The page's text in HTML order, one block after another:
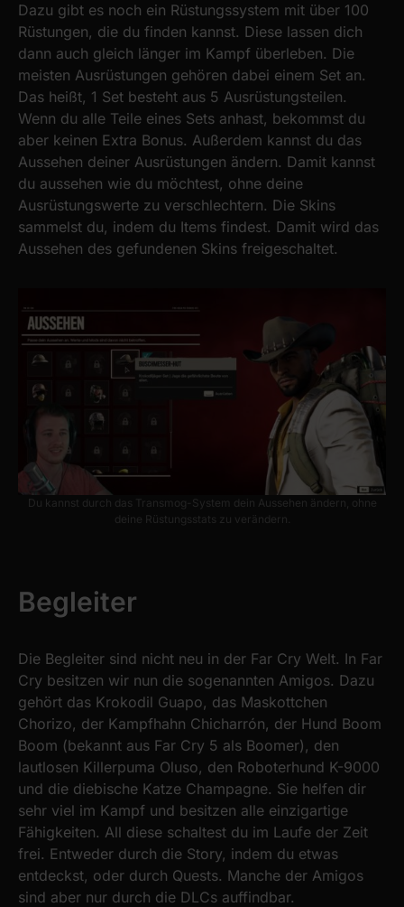
Dazu gibt es noch ein Rüstungssystem mit über 100
Rüstungen, die du finden kannst. Diese lassen dich
dann auch gleich länger im Kampf überleben. Die
meisten Ausrüstungen gehören dabei einem Set an.
Das heißt, 1 Set besteht aus 5 Ausrüstungsteilen.
Wenn du alle Teile eines Sets anhast, bekommst du
aber keinen Extra Bonus. Außerdem kannst du das
Aussehen deiner Ausrüstungen ändern. Damit kannst
du aussehen wie du möchtest, ohne deine
Ausrüstungswerte zu verschlechtern. Die Skins
sammelst du, indem du Items findest. Damit wird das
Aussehen des gefundenen Skins freigeschaltet.
Du kannst durch das Transmog-System dein Aussehen ändern, ohne
deine Rüstungsstats zu verändern.
Begleiter
Die Begleiter sind nicht neu in der Far Cry Welt. In Far
Cry besitzen wir nun die sogenannten Amigos. Dazu
gehört das Krokodil Guapo, das Maskottchen
Chorizo, der Kampfhahn Chicharrón, der Hund Boom
Boom (bekannt aus Far Cry 5 als Boomer), den
lautlosen Killerpuma Oluso, den Roboterhund K-9000
und die diebische Katze Champagne. Sie helfen dir
sehr viel im Kampf und besitzen alle einzigartige
Fähigkeiten. All diese schaltest du im Laufe der Zeit
frei. Entweder durch die Story, indem du etwas
entdeckst, oder durch Quests. Manche der Amigos
sind aber nur durch die DLCs auffindbar.